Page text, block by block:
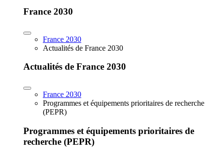
France 2030
France 2030
Actualités de France 2030
Actualités de France 2030
France 2030
Programmes et équipements prioritaires de recherche
(PEPR)
Programmes et équipements prioritaires de
recherche (PEPR)